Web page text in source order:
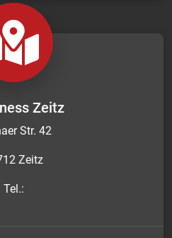
Zeitz
Str. 42
Zeitz
Tel.: